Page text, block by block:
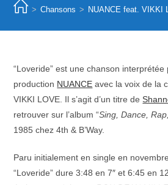
> Chansons > NUANCE feat. VIKKI
“Loveride” est une chanson interprétée
production NUANCE avec la voix de la
VIKKI LOVE. Il s’agit d’un titre de
retrouver sur l’album “Sing, Dance,
1985 chez 4th & B’Way.
Paru initialement en single en
“Loveride” dure 3:48 en 7″ et 6:45 en